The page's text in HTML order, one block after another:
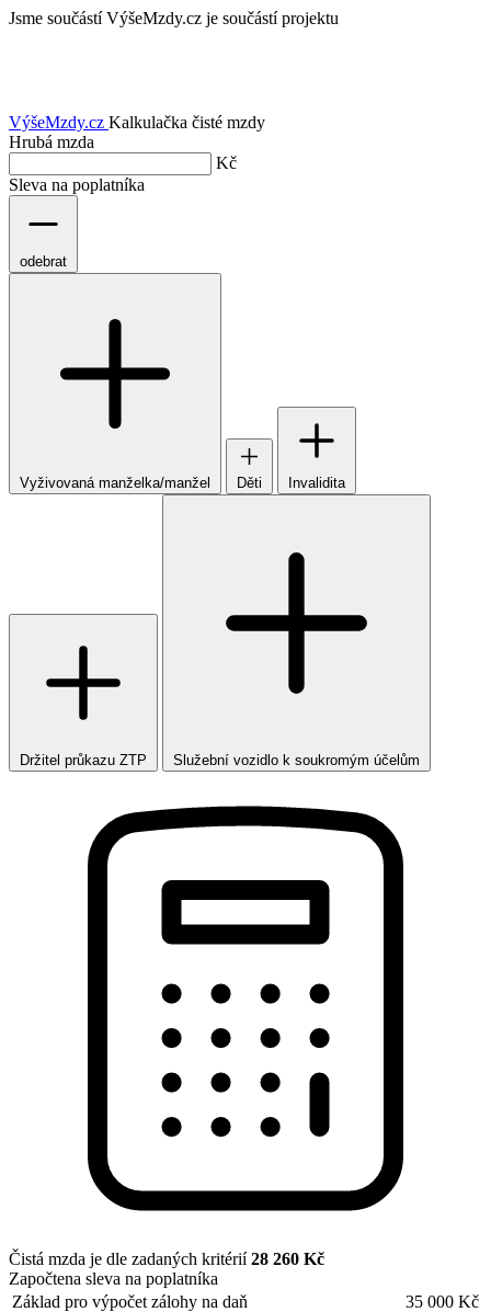
Jsme součástí VýšeMzdy.cz je součástí projektu
VýšeMzdy.cz Kalkulačka čisté mzdy
Hrubá mzda
Kč
Sleva na poplatníka
odebrat
Vyživovaná manželka/manžel Děti Invalidita
Držitel průkazu ZTP Služební vozidlo k soukromým účelům
Čistá mzda je dle zadaných kritérií28 260 Kč
Započtena sleva na poplatníka
Základ pro výpočet zálohy na daň
35 000 Kč